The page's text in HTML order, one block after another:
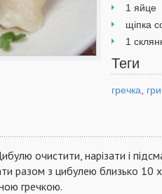
1 яйце
щіпка
1
Теги
гречка
очистити, нарізати і
разом з цибулею близько 10
гречкою.